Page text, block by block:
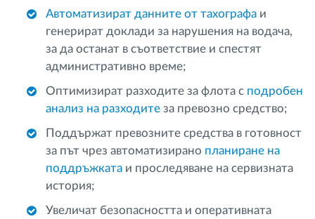
Автоматизират данните от тахографа и
генерират доклади за нарушения на водача,
за да останат в съответствие и спестят
административно време;
Оптимизират разходите за флота с подробен
анализ на разходите за превозно средство;
Поддържат превозните средства в готовност
за път чрез автоматизирано планиране на
поддръжката и проследяване на сервизната
история;
Увеличат безопасността и оперативната